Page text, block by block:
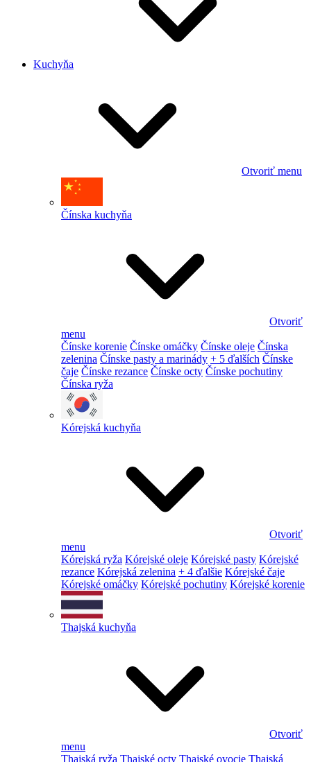
Kuchyňa
Otvoriť menu
Čínska kuchyňa
Otvoriť
menu
Čínske korenie Čínske omáčky Čínske oleje Čínska
zelenina Čínske pasty a marinády + 5 ďalších Čínske
čaje Čínske rezance Čínske octy Čínske pochutiny
Čínska ryža
Kórejská kuchyňa
Otvoriť
menu
Kórejská ryža Kórejské oleje Kórejské pasty Kórejské
rezance Kórejská zelenina + 4 ďalšie Kórejské čaje
Kórejské omáčky Kórejské pochutiny Kórejské korenie
Thajská kuchyňa
Otvoriť
menu
Thajská ryža Thajské octy Thajské ovocie Thajská